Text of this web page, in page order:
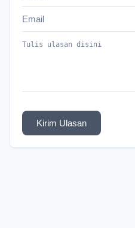
Kirim Ulasan